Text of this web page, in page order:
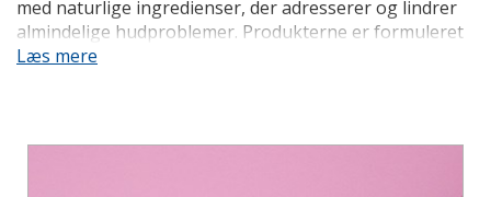
med naturlige ingredienser, der adresserer og lindrer
almindelige hudproblemer. Produkterne er formuleret
med omhyggeligt udvalgte ingredienser, som er kendt
naturen og fokus på problemløsende egenskaber.
Læs mere